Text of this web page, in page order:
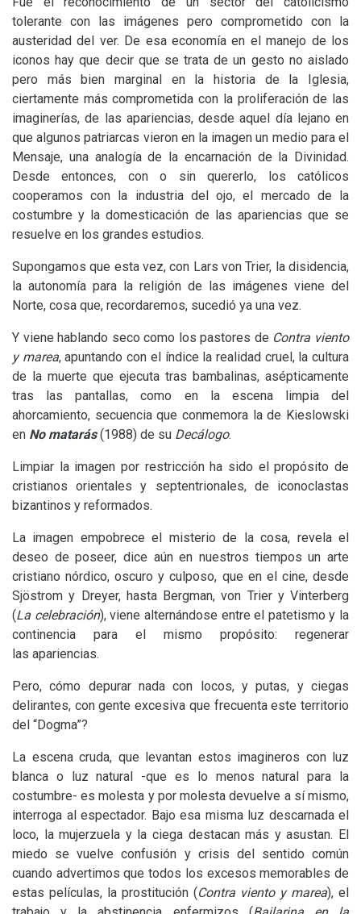
tolerante con las imágenes pero comprometido con la
austeridad del ver. De esa economía en el manejo de los
iconos hay que decir que se trata de un gesto no aislado
pero más bien marginal en la historia de la Iglesia,
ciertamente más comprometida con la proliferación de las
imaginerías, de las apariencias, desde aquel día lejano en
que algunos patriarcas vieron en la imagen un medio para el
Mensaje, una analogía de la encarnación de la Divinidad.
Desde entonces, con o sin quererlo, los católicos
cooperamos con la industria del ojo, el mercado de la
costumbre y la domesticación de las apariencias que se
resuelve en los grandes estudios.
Supongamos que esta vez, con Lars von Trier, la disidencia,
la autonomía para la religión de las imágenes viene del
Norte, cosa que, recordaremos, sucedió ya una vez.
Y viene hablando seco como los pastores de Contra viento
y marea, apuntando con el índice la realidad cruel, la cultura
de la muerte que ejecuta tras bambalinas, asépticamente
tras las pantallas, como en la escena limpia del
ahorcamiento, secuencia que conmemora la de Kieslowski
en No matarás(1988) de su Decálogo.
Limpiar la imagen por restricción ha sido el propósito de
cristianos orientales y septentrionales, de iconoclastas
bizantinos y reformados.
La imagen empobrece el misterio de la cosa, revela el
deseo de poseer, dice aún en nuestros tiempos un arte
cristiano nórdico, oscuro y culposo, que en el cine, desde
Sjöstrom y Dreyer, hasta Bergman, von Trier y Vinterberg
(La celebración), viene alternándose entre el patetismo y la
continencia para el mismo propósito: regenerar
las apariencias.
Pero, cómo depurar nada con locos, y putas, y ciegas
delirantes, con gente excesiva que frecuenta este territorio
del “Dogma”?
La escena cruda, que levantan estos imagineros con luz
blanca o luz natural -que es lo menos natural para la
costumbre- es molesta y por molesta devuelve a sí mismo,
interroga al espectador. Bajo esa misma luz descarnada el
loco, la mujerzuela y la ciega destacan más y asustan. El
miedo se vuelve confusión y crisis del sentido común
cuando advertimos que todos los excesos memorables de
estas películas, la prostitución (Contra viento y marea), el